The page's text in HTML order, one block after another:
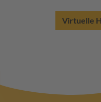
Virtuelle